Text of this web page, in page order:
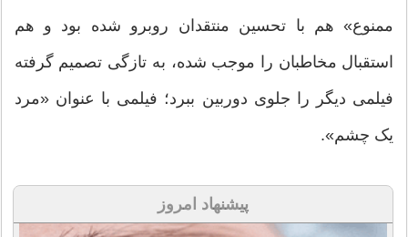
ممنوع» هم با تحسین منتقدان روبرو شده بود و هم
استقبال مخاطبان را موجب شده، به تازگی تصمیم گرفته
فیلمی دیگر را جلوی دوربین ببرد؛ فیلمی با عنوان «مرد
یک چشم».
پیشنهاد امروز